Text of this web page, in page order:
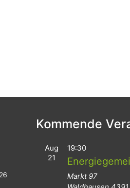
Kommende
Aug
21
19:30
Markt 97